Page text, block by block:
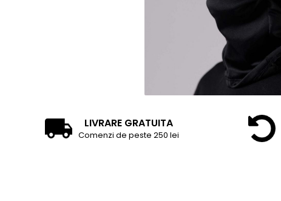
LIVRARE GRATUITA
Comenzi de peste 250 lei